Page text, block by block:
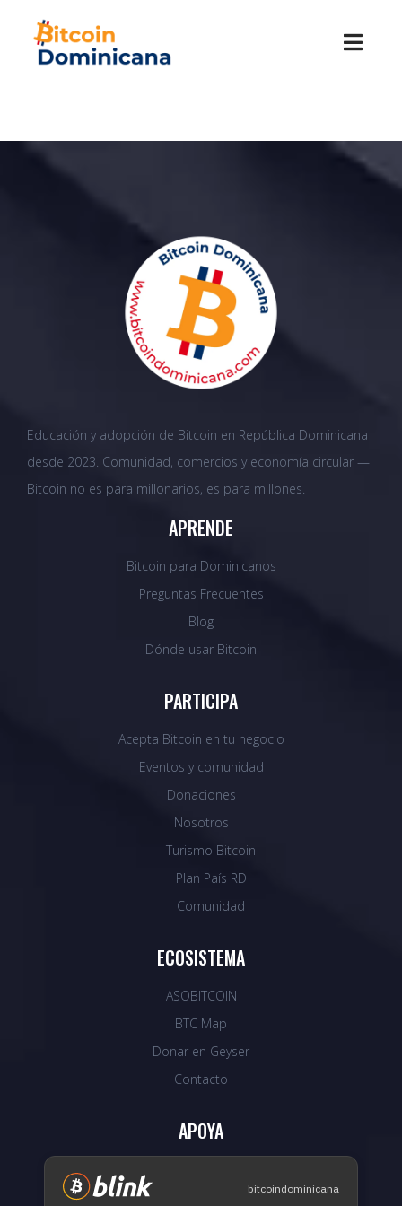
Educación y adopción de Bitcoin en República Dominicana
desde 2023. Comunidad, comercios y economía circular —
Bitcoin no es para millonarios, es para millones.
APRENDE
Bitcoin para Dominicanos
Preguntas Frecuentes
Blog
Dónde usar Bitcoin
PARTICIPA
Acepta Bitcoin en tu negocio
Eventos y comunidad
Donaciones
Nosotros
Turismo Bitcoin
Plan País RD
Comunidad
ECOSISTEMA
ASOBITCOIN
BTC Map
Donar en Geyser
Contacto
APOYA
bitcoindominicana